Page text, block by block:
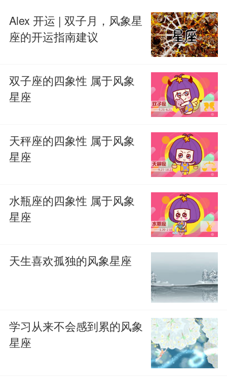
Alex 开运 | 双子月，风象星
座的开运指南建议
双子座的四象性 属于风象
星座
天秤座的四象性 属于风象
星座
水瓶座的四象性 属于风象
星座
天生喜欢孤独的风象星座
学习从来不会感到累的风象
星座